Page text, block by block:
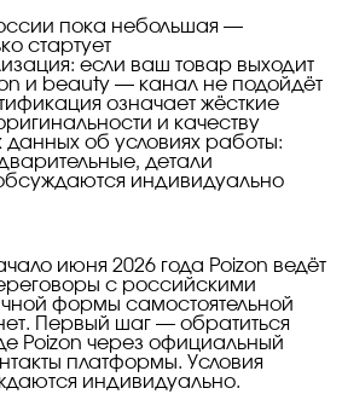
пока небольшая —
стартует
если ваш товар выходит
и beauty — канал не подойдёт
означает жёсткие
и качеству
данных об условиях работы:
детали
индивидуально
июня 2026 года Poizon ведёт
с российскими
формы самостоятельной
Первый шаг — обратиться
Poizon через официальный
платформы. Условия
индивидуально.